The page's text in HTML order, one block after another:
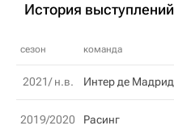
История выступлений
сезон команда
2021/ н.в. Интер де Мадрид
2019/2020 Расинг